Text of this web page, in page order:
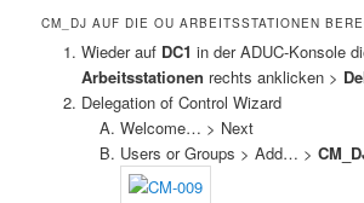
CM_DJ AUF DIE OU ARBEITSSTATIONEN
Wieder auf DC1 in der ADUC-Konsole
Arbeitsstationen rechts anklicken >
Delegation of Control Wizard
Welcome… > Next
Users or Groups > Add… >